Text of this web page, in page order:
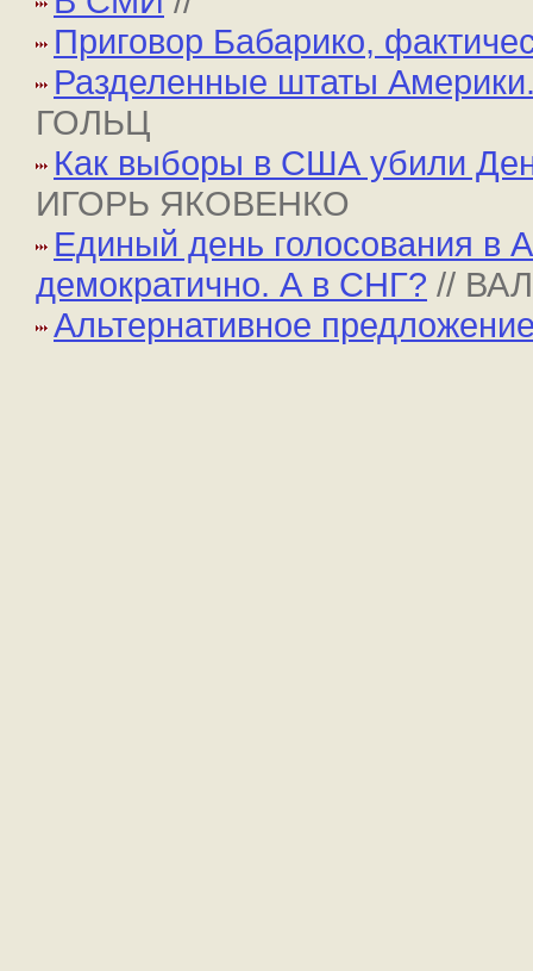
Приговор Бабарико,
Разделенные штаты
ГОЛЬЦ
Как выборы в США убили
ИГОРЬ ЯКОВЕНКО
Единый день голосования в
демократично. А в СНГ? //
Альтернативное